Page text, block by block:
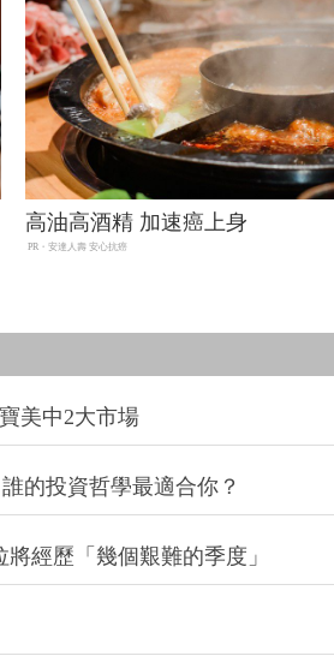
高油高酒精 加速癌上身
PR・安達人壽 安心抗癌
美中2大市場
的投資哲學最適合你？
經歷「幾個艱難的季度」